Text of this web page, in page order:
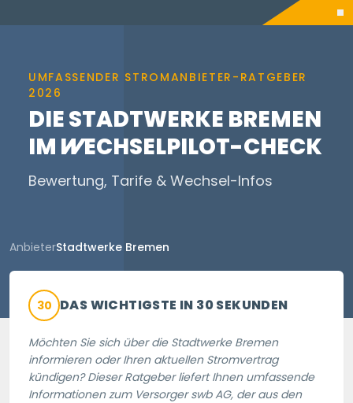
UMFASSENDER STROMANBIETER-RATGEBER
2026
DIE STADTWERKE BREMEN
IM WECHSELPILOT-CHECK
Bewertung, Tarife & Wechsel-Infos
AnbieterStadtwerke Bremen
30 DAS WICHTIGSTE IN 30 SEKUNDEN
Möchten Sie sich über die Stadtwerke Bremen
informieren oder Ihren aktuellen Stromvertrag
kündigen? Dieser Ratgeber liefert Ihnen umfassende
Informationen zum Versorger swb AG, der aus den